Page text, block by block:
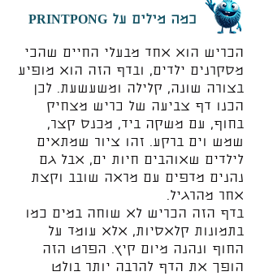
כמה מילים על PRINTPONG
הכריש הוא אחד מבעלי החיים שהכי
מסקרנים ילדים, ובדף הזה הוא מופיע
בצורה שונה, קלילה ומשעשעת. לכן
הכנו דף צביעה של כריש מצחיק
בחוף, עם משקה ביד, מכנס קצר,
שמש וים ברקע. זהו ציור שמתאים
לילדים שאוהבים חיות ים, אבל גם
נהנים מדפים עם מראה שובב וקצת
אחר מהרגיל.
בדף הזה הכריש לא שוחה במים כמו
בתמונות קלאסיות, אלא עומד על
החוף ונהנה מיום קיץ. הפרט הזה
הופך את הדף להרבה יותר בולט